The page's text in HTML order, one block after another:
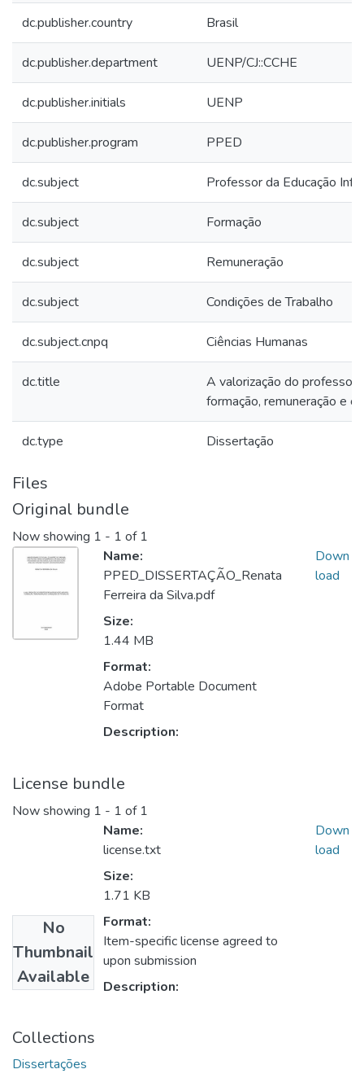
dc.publisher.country Brasil
dc.publisher.department UENP/CJ::CCHE
dc.publisher.initials UENP
dc.publisher.program PPED
dc.subject Professor da Educação
dc.subject Formação
dc.subject Remuneração
dc.subject Condições de Trabalho
dc.subject.cnpq Ciências Humanas
dc.title
A valorização do professor
formação, remuneração e
dc.type Dissertação
Files
Original bundle
Now showing 1 - 1 of 1
Name:
PPED_DISSERTAÇÃO_Renata
Ferreira da Silva.pdf
Size:
1.44 MB
Format:
Adobe Portable Document
Format
Description:
Down
load
License bundle
Now showing 1 - 1 of 1
No
Thumbnail
Available
Name:
license.txt
Size:
1.71 KB
Format:
Item-specific license agreed to
upon submission
Description:
Down
load
Collections
Dissertações